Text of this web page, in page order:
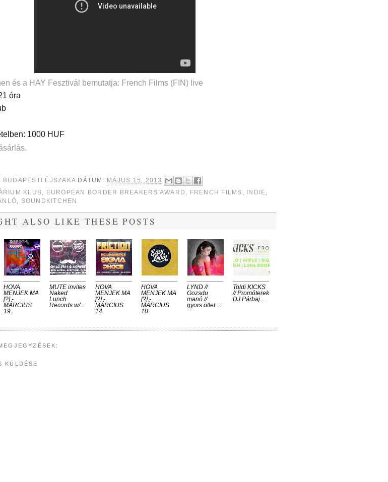
és a HAY Fesztivál bemutatja: French Films (FIN) live
óra
1000 HUF
BUDAPESTI ÉJSZAKA DÁTUM: MÁJUS 15, 2013
KLUB EUROPEAN BORDER BREAKERS AWARD FRENCH FILMS INDIE
SOUNDKITCHEN
ALSO LIKE THESE POSTS
HOVA
MENJEK MA
[?] -
MÁRCIUS
19.
MUTE invites
Naked
Lunch
Records w/...
HOVA
MENJEK MA
[?] -
MÁRCIUS
14.
HOVA
MENJEK MA
[?] -
MÁRCIUS
10.
LYND //
Gozsdu
manó //
gyors ötlet ...
Toldi KICKS
// Promóterek
DJ Párbaj...
KÜLDÉSE